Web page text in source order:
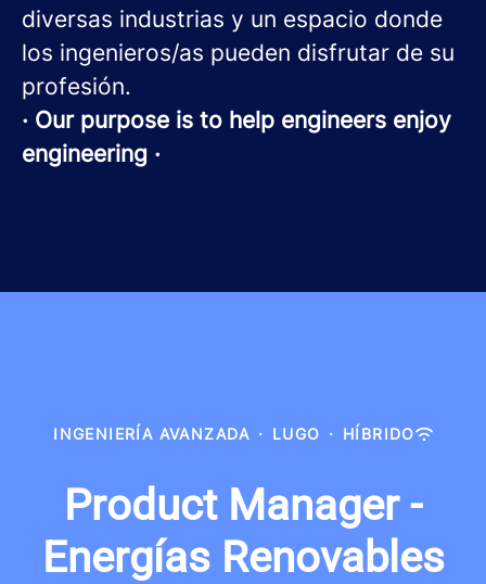
diversas industrias y un espacio donde
los ingenieros/as pueden disfrutar de su
profesión.
· Our purpose is to help engineers enjoy
engineering ·
INGENIERÍA AVANZADA · LUGO · HÍBRIDO
Product Manager -
Energías Renovables